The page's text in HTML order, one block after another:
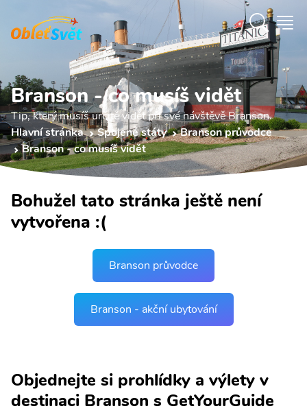
Branson - co musíš vidět
Tip, který musíš určitě vidět při své návštěvě Branson.
Hlavní stránka
Spojené státy
Branson průvodce
Branson - co musíš vidět
Bohužel tato stránka ještě není
vytvořena :(
Branson průvodce
Branson - akční ubytování
Objednejte si prohlídky a výlety v
destinaci Branson s GetYourGuide